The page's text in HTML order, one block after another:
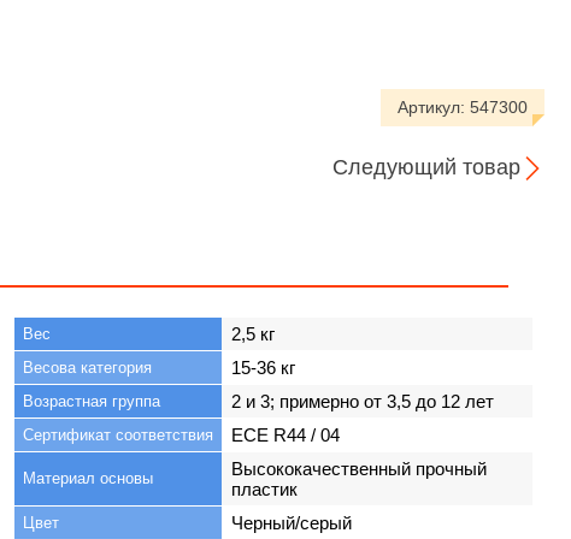
Артикул: 547300
Следующий товар
Вес 2,5 кг
Весова категория 15-36 кг
Возрастная группа 2 и 3; примерно от 3,5 до 12 лет
Cертификат соответствия ECE R44 / 04
Материал основы
Высококачественный прочный
пластик
Цвет Черный/серый